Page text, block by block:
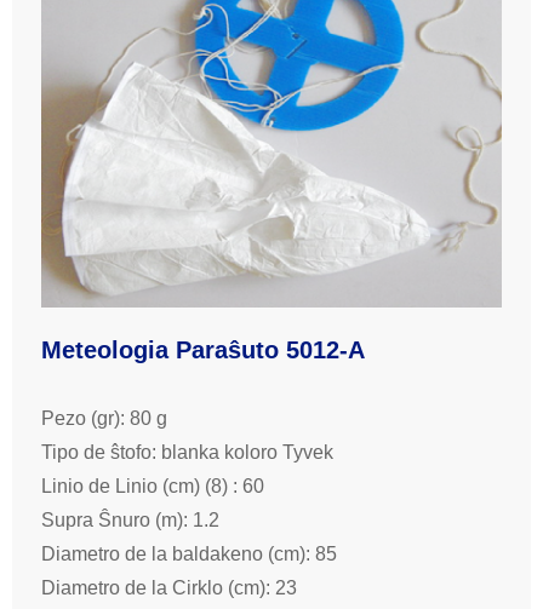
Meteologia Paraŝuto 5012-A
Pezo (gr): 80 g
Tipo de ŝtofo: blanka koloro Tyvek
Linio de Linio (cm) (8) : 60
Supra Ŝnuro (m): 1.2
Diametro de la baldakeno (cm): 85
Diametro de la Cirklo (cm): 23